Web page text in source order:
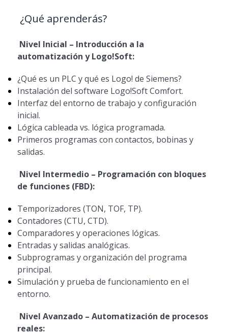
¿Qué aprenderás?
Nivel Inicial – Introducción a la
automatización y Logo!Soft:
¿Qué es un PLC y qué es Logo! de Siemens?
Instalación del software Logo!Soft Comfort.
Interfaz del entorno de trabajo y configuración
inicial.
Lógica cableada vs. lógica programada.
Primeros programas con contactos, bobinas y
salidas.
Nivel Intermedio – Programación con bloques
de funciones (FBD):
Temporizadores (TON, TOF, TP).
Contadores (CTU, CTD).
Comparadores y operaciones lógicas.
Entradas y salidas analógicas.
Subprogramas y organización del programa
principal.
Simulación y prueba de funcionamiento en el
entorno.
Nivel Avanzado – Automatización de procesos
reales: